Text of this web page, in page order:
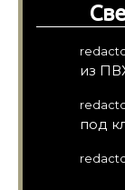
из
под